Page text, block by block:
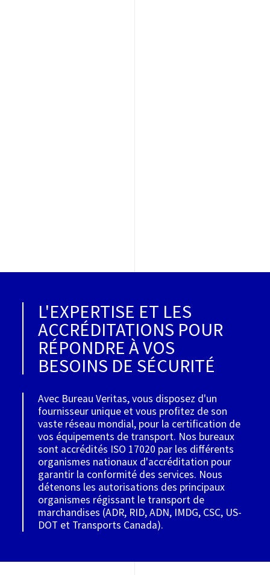
L'EXPERTISE ET LES
ACCRÉDITATIONS POUR
RÉPONDRE À VOS
BESOINS DE SÉCURITÉ
Avec Bureau Veritas, vous disposez d'un
fournisseur unique et vous profitez de son
vaste réseau mondial, pour la certification de
vos équipements de transport. Nos bureaux
sont accrédités ISO 17020 par les différents
organismes nationaux d'accréditation pour
garantir la conformité des services. Nous
détenons les autorisations des principaux
organismes régissant le transport de
marchandises (ADR, RID, ADN, IMDG, CSC, US-
DOT et Transports Canada).